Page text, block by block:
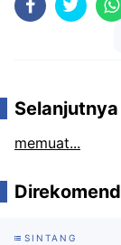
Selanjutnya
memuat...
SINTANG